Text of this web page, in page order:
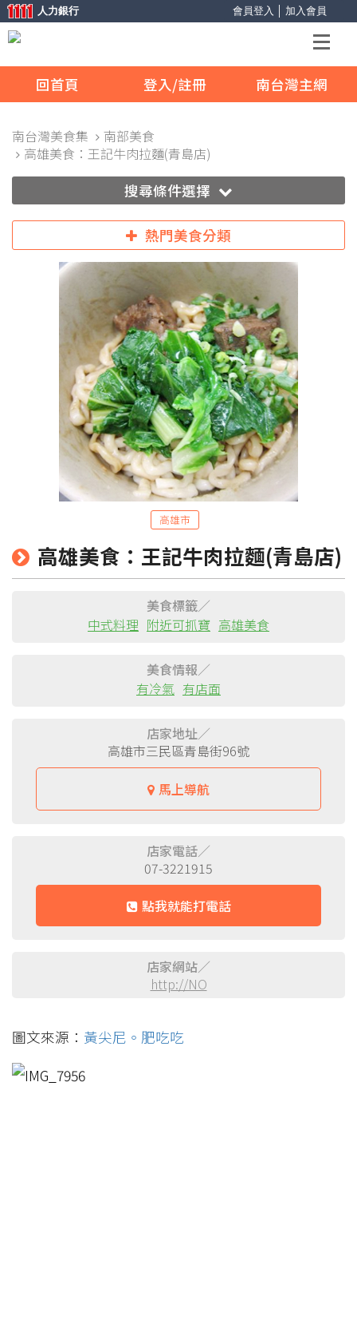
會員登入 加入會員
人力銀行
Line@
回首頁 登入/註冊 南台灣主網
南台灣美食集
南部美食
高雄美食：王記牛肉拉麵(青島店)
搜尋條件選擇
熱門美食分類
高雄市
高雄美食：王記牛肉拉麵(青島店)
美食標籤／
中式料理 附近可抓寶 高雄美食
美食情報／
有冷氣 有店面
店家地址／
高雄市三民區青島街96號
馬上導航
店家電話／
07-3221915
點我就能打電話
店家網站／
http://NO
圖文來源： 黃尖尼。肥吃吃